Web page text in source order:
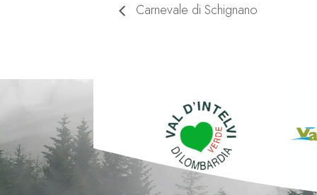
Carnevale di Schignano